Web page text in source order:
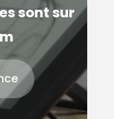
sont sur